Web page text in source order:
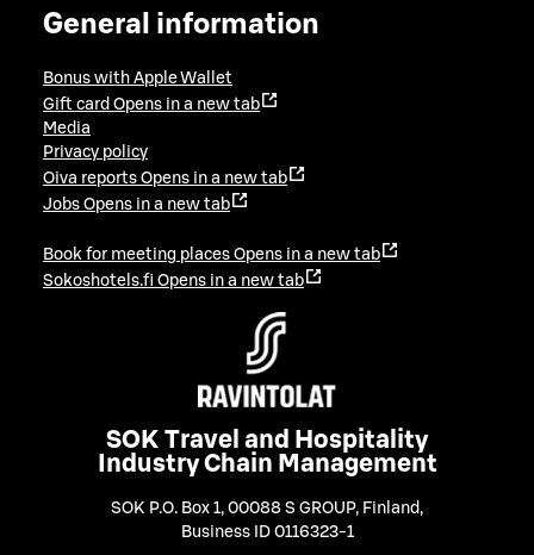
General information
Bonus with Apple Wallet
Gift card Opens in a new tab
Media
Privacy policy
Oiva reports Opens in a new tab
Jobs Opens in a new tab
Book for meeting places Opens in a new tab
Sokoshotels.fi Opens in a new tab
SOK Travel and Hospitality
Industry Chain Management
SOK P.O. Box 1, 00088 S GROUP, Finland ,
Business ID 0116323-1